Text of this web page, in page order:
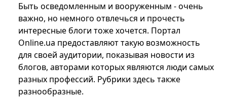
Быть осведомленным и вооруженным - очень
важно, но немного отвлечься и прочесть
интересные блоги тоже хочется. Портал
Online.ua предоставляют такую возможность
для своей аудитории, показывая новости из
блогов, авторами которых являются люди самых
разных профессий. Рубрики здесь также
разнообразные.